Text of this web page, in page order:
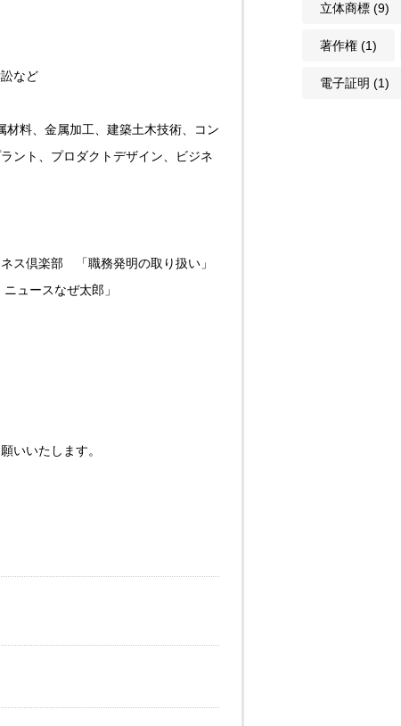
など
料、金属加工、建築土木技術、コン
ント、プロダクトデザイン、ビジネ
ス倶楽部 「職務発明の取り扱い」
ュースなぜ太郎」
いいたします。
立体商標 (9)
著作権 (1)
電子証明 (1)